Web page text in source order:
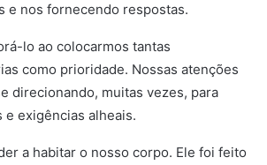
e nos fornecendo respostas.
lo ao colocarmos tantas
como prioridade. Nossas atenções
direcionando, muitas vezes, para
exigências alheais.
a habitar o nosso corpo. Ele foi feito